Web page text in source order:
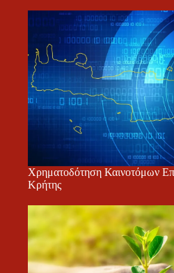
Χρηματοδότηση Καινοτόμων
Κρήτης